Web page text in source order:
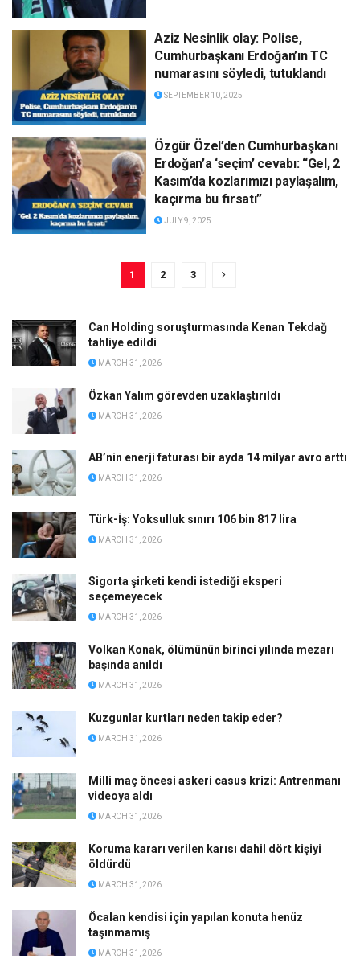
Aziz Nesinlik olay: Polise,
Cumhurbaşkanı Erdoğan’ın TC
numarasını söyledi, tutuklandı
SEPTEMBER 10, 2025
Özgür Özel’den Cumhurbaşkanı
Erdoğan’a ‘seçim’ cevabı: “Gel, 2
Kasım’da kozlarımızı paylaşalım,
kaçırma bu fırsatı”
JULY 9, 2025
1 2 3
Can Holding soruşturmasında Kenan Tekdağ
tahliye edildi
MARCH 31, 2026
Özkan Yalım görevden uzaklaştırıldı
MARCH 31, 2026
AB’nin enerji faturası bir ayda 14 milyar avro arttı
MARCH 31, 2026
Türk-İş: Yoksulluk sınırı 106 bin 817 lira
MARCH 31, 2026
Sigorta şirketi kendi istediği eksperi
seçemeyecek
MARCH 31, 2026
Volkan Konak, ölümünün birinci yılında mezarı
başında anıldı
MARCH 31, 2026
Kuzgunlar kurtları neden takip eder?
MARCH 31, 2026
Milli maç öncesi askeri casus krizi: Antrenmanı
videoya aldı
MARCH 31, 2026
Koruma kararı verilen karısı dahil dört kişiyi
öldürdü
MARCH 31, 2026
Öcalan kendisi için yapılan konuta henüz
taşınmamış
MARCH 31, 2026